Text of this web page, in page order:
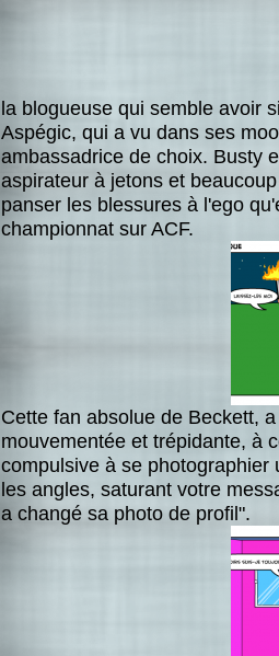
la blogueuse qui semble avoir
Aspégic, qui a vu dans ses
ambassadrice de choix. Busty
aspirateur à jetons et
panser les blessures à l'ego
championnat sur ACF.
Cette fan absolue de Beckett,
mouvementée et trépidante, à
compulsive à se
les angles, saturant votre
a changé sa photo de profil".